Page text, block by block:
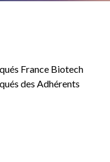
France Biotech
des Adhérents